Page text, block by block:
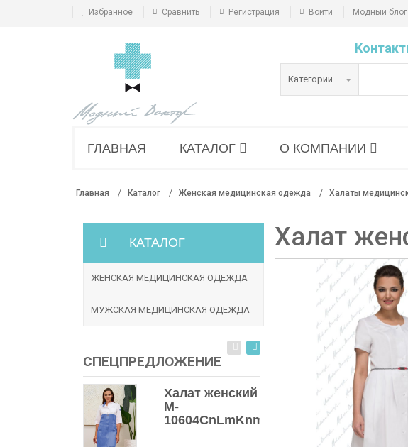
Избранное Сравнить Регистрация Войти Модный блог
Категории
ГЛАВНАЯ КАТАЛОГ О КОМПАНИИ
Главная Каталог Женская медицинская одежда Халаты
КАТАЛОГ
ЖЕНСКАЯ МЕДИЦИНСКАЯ ОДЕЖДА
МУЖСКАЯ МЕДИЦИНСКАЯ ОДЕЖДА
СПЕЦПРЕДЛОЖЕНИЕ
Халат женский
M-
10604СnLmKnmet
Блузон
женский
М-5102/1б
Халат